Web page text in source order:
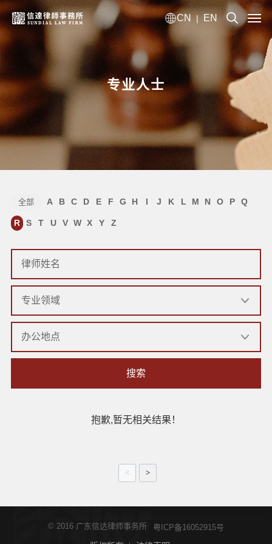
CN | EN
专业人士
全部 A B C D E F G H I J K L M N O P Q
R S T U V W X Y Z
搜索
抱歉,暂无相关结果！
< >
© 2016 广东信达律师事务所 粤ICP备16052915号